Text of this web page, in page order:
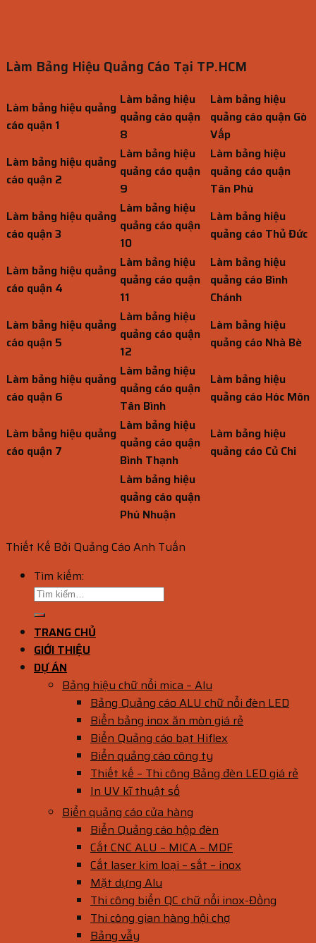
Làm Bảng Hiệu Quảng Cáo Tại TP.HCM
Làm bảng hiệu quảng
cáo quận 1
Làm bảng hiệu
quảng cáo quận
8
Làm bảng hiệu
quảng cáo quận Gò
Vấp
Làm bảng hiệu quảng
cáo quận 2
Làm bảng hiệu
quảng cáo quận
9
Làm bảng hiệu
quảng cáo quận
Tân Phú
Làm bảng hiệu quảng
cáo quận 3
Làm bảng hiệu
quảng cáo quận
10
Làm bảng hiệu
quảng cáo Thủ Đức
Làm bảng hiệu quảng
cáo quận 4
Làm bảng hiệu
quảng cáo quận
11
Làm bảng hiệu
quảng cáo Bình
Chánh
Làm bảng hiệu quảng
cáo quận 5
Làm bảng hiệu
quảng cáo quận
12
Làm bảng hiệu
quảng cáo Nhà Bè
Làm bảng hiệu quảng
cáo quận 6
Làm bảng hiệu
quảng cáo quận
Tân Bình
Làm bảng hiệu
quảng cáo Hóc Môn
Làm bảng hiệu quảng
cáo quận 7
Làm bảng hiệu
quảng cáo quận
Bình Thạnh
Làm bảng hiệu
quảng cáo Củ Chi
Làm bảng hiệu
quảng cáo quận
Phú Nhuận
Thiết Kế Bởi Quảng Cáo Anh Tuấn
Tìm kiếm:
TRANG CHỦ
GIỚI THIỆU
DỰ ÁN
Bảng hiệu chữ nổi mica – Alu
Bảng Quảng cáo ALU chữ nổi đèn LED
Biển bảng inox ăn mòn giá rẻ
Biển Quảng cáo bạt Hiflex
Biển quảng cáo công ty
Thiết kế – Thi công Bảng đèn LED giá rẻ
In UV kĩ thuật số
Biển quảng cáo cửa hàng
Biển Quảng cáo hộp đèn
Cắt CNC ALU – MICA – MDF
Cắt laser kim loại – sắt – inox
Mặt dựng Alu
Thi công biển QC chữ nổi inox-Đồng
Thi công gian hàng hội chợ
Bảng vẫy